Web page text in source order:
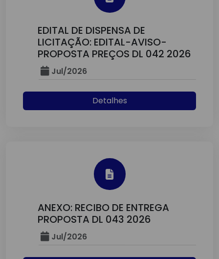
EDITAL DE DISPENSA DE
LICITAÇÃO: EDITAL-AVISO-
PROPOSTA PREÇOS DL 042 2026
Jul/2026
Detalhes
ANEXO: RECIBO DE ENTREGA
PROPOSTA DL 043 2026
Jul/2026